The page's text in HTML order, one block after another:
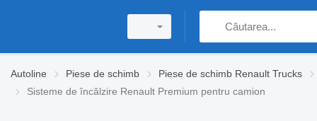
Autoline Piese de schimb Piese de schimb Renault Trucks
Sisteme de încălzire Renault Premium pentru camion